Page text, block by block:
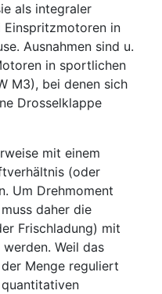
als integraler
Einspritzmotoren in
Ausnahmen sind u.
in sportlichen
M3), bei denen sich
Drosselklappe
mit einem
(oder
Um Drehmoment
daher die
Frischladung) mit
Weil das
Menge reguliert